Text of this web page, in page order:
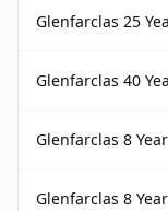
Glenfarclas 25
Glenfarclas 40
Glenfarclas 8
Glenfarclas 8